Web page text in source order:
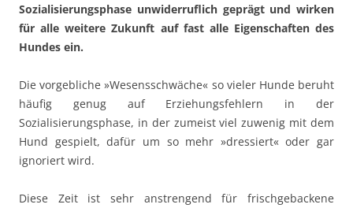
Sozialisierungsphase unwiderruflich geprägt und wirken
für alle weitere Zukunft auf fast alle Eigenschaften des
Hundes ein.
Die vorgebliche »Wesensschwäche« so vieler Hunde beruht
häufig genug auf Erziehungsfehlern in der
Sozialisierungsphase, in der zumeist viel zuwenig mit dem
Hund gespielt, dafür um so mehr »dressiert« oder gar
ignoriert wird.
Diese Zeit ist sehr anstrengend für frischgebackene